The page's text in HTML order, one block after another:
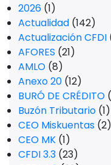
2026 (1)
Actualidad (142)
Actualización CFDI
AFORES (21)
AMLO (8)
Anexo 20 (12)
BURÓ DE CRÉDITO
Buzón Tributario (1)
CEO Miskuentas (2)
CEO MK (1)
CFDI 3.3 (23)